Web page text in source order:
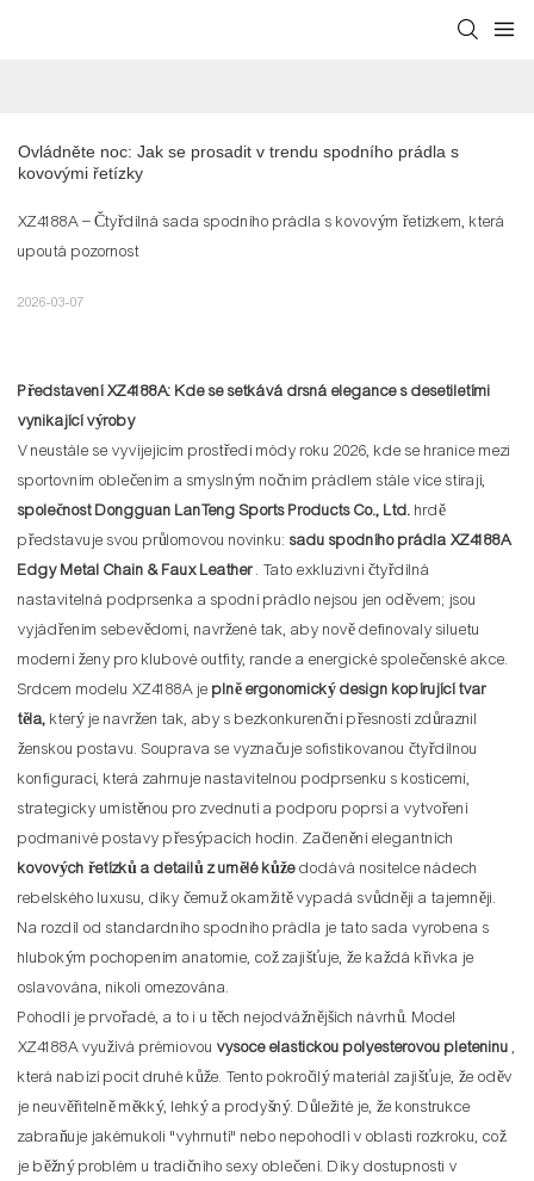
Ovládněte noc: Jak se prosadit v trendu spodního prádla s
kovovými řetízky
XZ4188A – Čtyřdílná sada spodního prádla s kovovým řetízkem, která
upoutá pozornost
2026-03-07
Představení XZ4188A: Kde se setkává drsná elegance s desetiletími
vynikající výroby
V neustále se vyvíjejícím prostředí módy roku 2026, kde se hranice mezi
sportovním oblečením a smyslným nočním prádlem stále více stírají,
společnost Dongguan LanTeng Sports Products Co., Ltd. hrdě
představuje svou průlomovou novinku: sadu spodního prádla XZ4188A
Edgy Metal Chain & Faux Leather. Tato exkluzivní čtyřdílná
nastavitelná podprsenka a spodní prádlo nejsou jen oděvem; jsou
vyjádřením sebevědomí, navržené tak, aby nově definovaly siluetu
moderní ženy pro klubové outfity, rande a energické společenské akce.
Srdcem modelu XZ4188A je plně ergonomický design kopírující tvar
těla, který je navržen tak, aby s bezkonkurenční přesností zdůraznil
ženskou postavu. Souprava se vyznačuje sofistikovanou čtyřdílnou
konfigurací, která zahrnuje nastavitelnou podprsenku s kosticemi,
strategicky umístěnou pro zvednutí a podporu poprsí a vytvoření
podmanivé postavy přesýpacích hodin. Začlenění elegantních
kovových řetízků a detailů z umělé kůžedodává nositelce nádech
rebelského luxusu, díky čemuž okamžitě vypadá svůdněji a tajemněji.
Na rozdíl od standardního spodního prádla je tato sada vyrobena s
hlubokým pochopením anatomie, což zajišťuje, že každá křivka je
oslavována, nikoli omezována.
Pohodlí je prvořadé, a to i u těch nejodvážnějších návrhů. Model
XZ4188A využívá prémiovou vysoce elastickou polyesterovou pleteninu,
která nabízí pocit druhé kůže. Tento pokročilý materiál zajišťuje, že oděv
je neuvěřitelně měkký, lehký a prodyšný. Důležité je, že konstrukce
zabraňuje jakémukoli "vyhrnutí" nebo nepohodlí v oblasti rozkroku, což
je běžný problém u tradičního sexy oblečení. Díky dostupnosti v